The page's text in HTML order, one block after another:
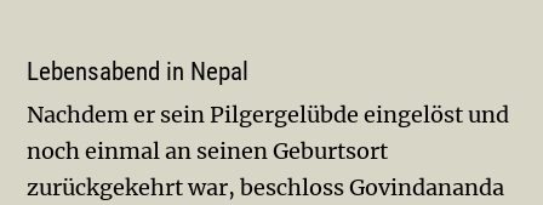
Lebensabend in Nepal
Nachdem er sein Pilgergelübde eingelöst und
noch einmal an seinen Geburtsort
zurückgekehrt war, beschloss Govindananda